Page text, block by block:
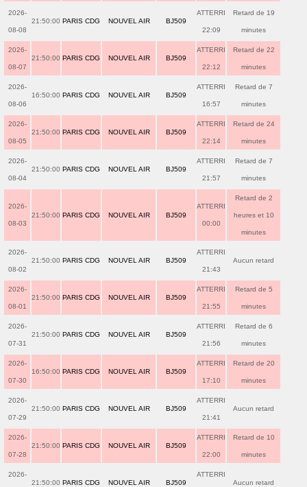
2026-
08-08
21:50:00 PARIS CDG NOUVEL AIR BJ509
ATTERRI
22:09
Retard de 19
minutes
2026-
08-07
21:50:00 PARIS CDG NOUVEL AIR BJ509
ATTERRI
22:12
Retard de 22
minutes
2026-
08-06
16:50:00 PARIS CDG NOUVEL AIR BJ509
ATTERRI
16:57
Retard de 7
minutes
2026-
08-05
21:50:00 PARIS CDG NOUVEL AIR BJ509
ATTERRI
22:14
Retard de 24
minutes
2026-
08-04
21:50:00 PARIS CDG NOUVEL AIR BJ509
ATTERRI
21:57
Retard de 7
minutes
2026-
08-03
21:50:00 PARIS CDG NOUVEL AIR BJ509
ATTERRI
00:00
Retard de 2
heures et 10
minutes
2026-
08-02
21:50:00 PARIS CDG NOUVEL AIR BJ509
ATTERRI
21:43
Aucun retard
2026-
08-01
21:50:00 PARIS CDG NOUVEL AIR BJ509
ATTERRI
21:55
Retard de 5
minutes
2026-
07-31
21:50:00 PARIS CDG NOUVEL AIR BJ509
ATTERRI
21:56
Retard de 6
minutes
2026-
07-30
16:50:00 PARIS CDG NOUVEL AIR BJ509
ATTERRI
17:10
Retard de 20
minutes
2026-
07-29
21:50:00 PARIS CDG NOUVEL AIR BJ509
ATTERRI
21:41
Aucun retard
2026-
07-28
21:50:00 PARIS CDG NOUVEL AIR BJ509
ATTERRI
22:00
Retard de 10
minutes
2026-
21:50:00 PARIS CDG NOUVEL AIR BJ509
ATTERRI
Aucun retard